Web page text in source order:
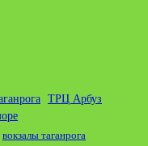
ТРЦ Арбуз
вокзалы таганрога